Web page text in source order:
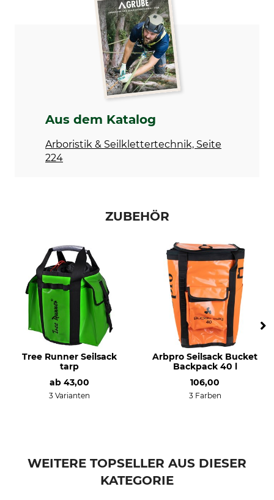
Arbeitsseil
Herstellung
Made in Germany
Länge
70 m
9800 g
Aus dem Katalog
Arboristik & Seilklettertechnik, Seite
224
ZUBEHÖR
Tree Runner Seilsack
tarp
ab 43,00
3 Varianten
Arbpro Seilsack Bucket
Backpack 40 l
106,00
3 Farben
WEITERE TOPSELLER AUS DIESER
KATEGORIE